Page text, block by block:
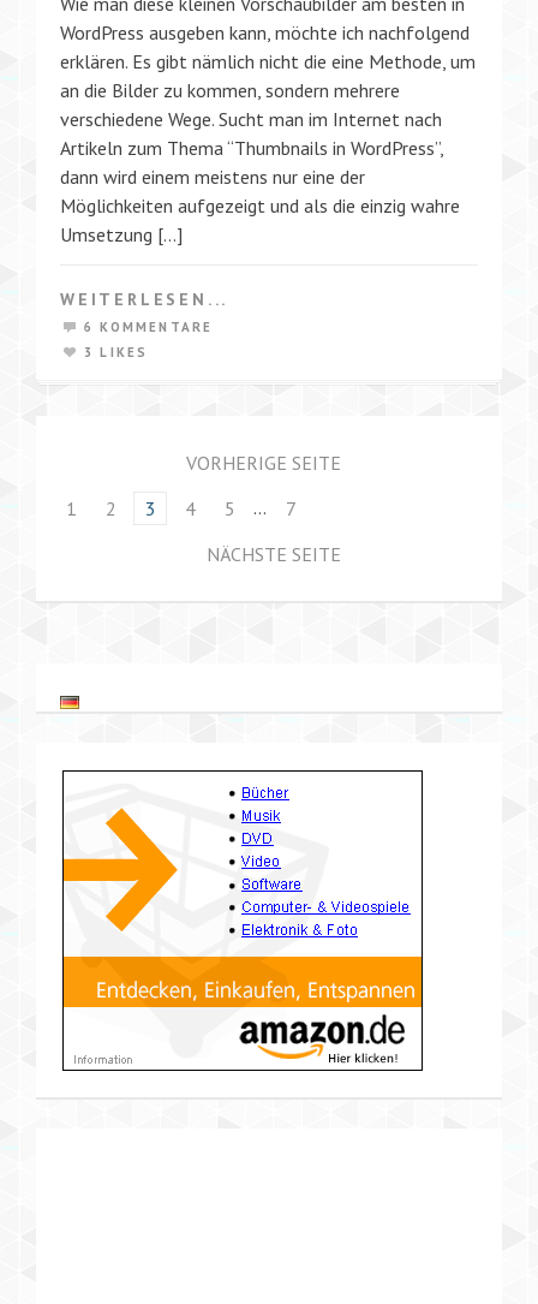
WordPress ausgeben kann, möchte ich nachfolgend
erklären. Es gibt nämlich nicht die eine Methode, um
an die Bilder zu kommen, sondern mehrere
verschiedene Wege. Sucht man im Internet nach
Artikeln zum Thema “Thumbnails in WordPress”,
dann wird einem meistens nur eine der
Möglichkeiten aufgezeigt und als die einzig wahre
Umsetzung […]
WEITERLESEN...
6 KOMMENTARE
3 LIKES
VORHERIGE SEITE
1
2 3 4 5 …
7
NÄCHSTE SEITE